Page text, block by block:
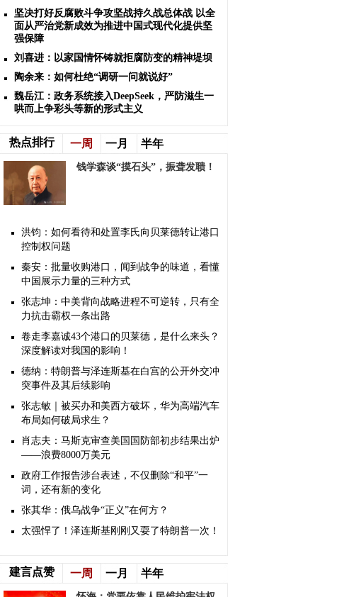
坚决打好反腐败斗争攻坚战持久战总体战 以全
面从严治党新成效为推进中国式现代化提供坚
强保障
刘喜进：以家国情怀铸就拒腐防变的精神堤坝
陶余来：如何杜绝“调研一问就说好”
魏岳江：政务系统接入DeepSeek，严防滋生一
哄而上争彩头等新的形式主义
热点排行 一周 一月 半年
钱学森谈“摸石头”，振聋发聩！
洪钧：如何看待和处置李氏向贝莱德转让港口
控制权问题
秦安：批量收购港口，闻到战争的味道，看懂
中国展示力量的三种方式
张志坤：中美背向战略进程不可逆转，只有全
力抗击霸权一条出路
卷走李嘉诚43个港口的贝莱德，是什么来头？
深度解读对我国的影响！
德纳：特朗普与泽连斯基在白宫的公开外交冲
突事件及其后续影响
张志敏｜被买办和美西方破坏，华为高端汽车
布局如何破局求生？
肖志夫：马斯克审查美国国防部初步结果出炉
——浪费8000万美元
政府工作报告涉台表述，不仅删除“和平”一
词，还有新的变化
张其华：俄乌战争“正义”在何方？
太强悍了！泽连斯基刚刚又耍了特朗普一次！
建言点赞 一周 一月 半年